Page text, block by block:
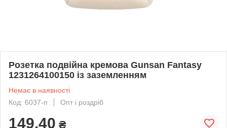
Розетка подвійна кремова Gunsan Fantasy
1231264100150 із заземленням
Немає в наявності
Код: 6037-п
Опт і роздріб
149,40 ₴